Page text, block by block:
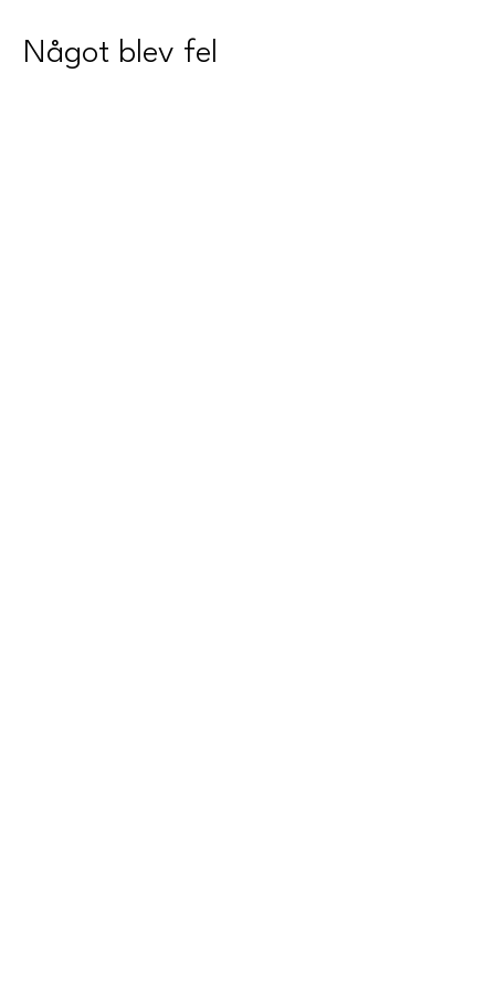
Något blev fel